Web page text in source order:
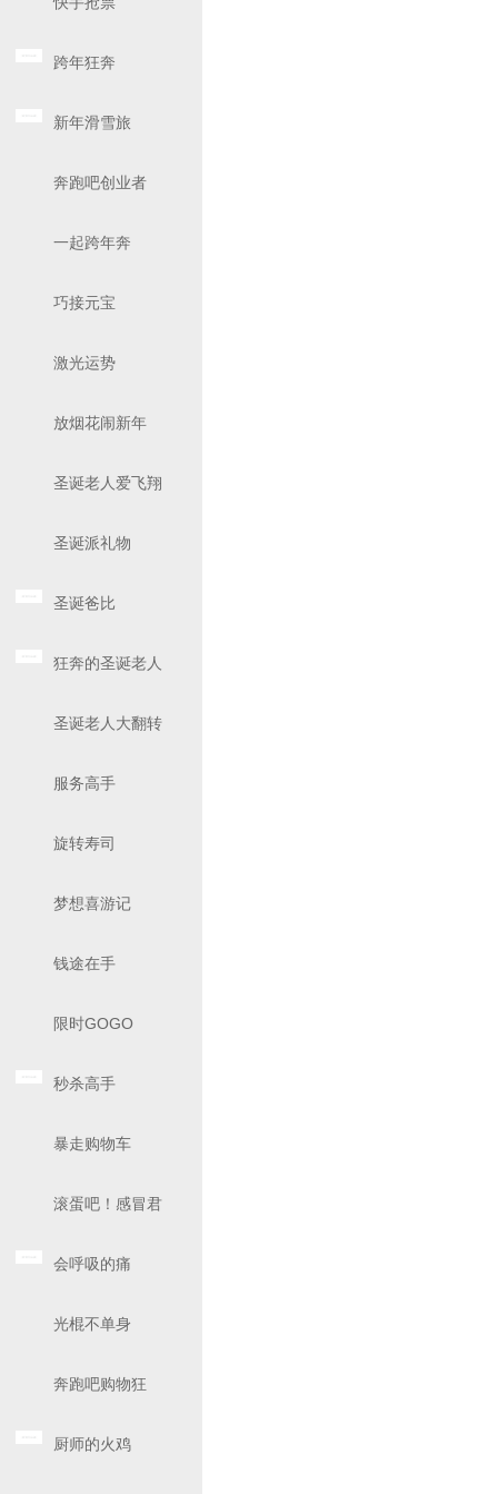
跨年狂奔
新年滑雪旅
奔跑吧创业者
一起跨年奔
巧接元宝
激光运势
放烟花闹新年
圣诞老人爱飞翔
圣诞派礼物
圣诞爸比
狂奔的圣诞老人
圣诞老人大翻转
服务高手
旋转寿司
梦想喜游记
钱途在手
限时GOGO
秒杀高手
暴走购物车
滚蛋吧！感冒君
会呼吸的痛
光棍不单身
奔跑吧购物狂
厨师的火鸡